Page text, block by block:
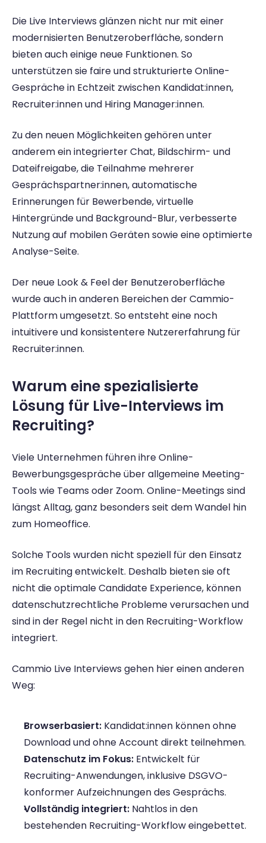
Die Live Interviews glänzen nicht nur mit einer
modernisierten Benutzeroberfläche, sondern
bieten auch einige neue Funktionen. So
unterstützen sie faire und strukturierte Online-
Gespräche in Echtzeit zwischen Kandidat:innen,
Recruiter:innen und Hiring Manager:innen.
Zu den neuen Möglichkeiten gehören unter
anderem ein integrierter Chat, Bildschirm- und
Dateifreigabe, die Teilnahme mehrerer
Gesprächspartner:innen, automatische
Erinnerungen für Bewerbende, virtuelle
Hintergründe und Background-Blur, verbesserte
Nutzung auf mobilen Geräten sowie eine optimierte
Analyse-Seite.
Der neue Look & Feel der Benutzeroberfläche
wurde auch in anderen Bereichen der Cammio-
Plattform umgesetzt. So entsteht eine noch
intuitivere und konsistentere Nutzererfahrung für
Recruiter:innen.
Warum eine spezialisierte
Lösung für Live-Interviews im
Recruiting?
Viele Unternehmen führen ihre Online-
Bewerbungsgespräche über allgemeine Meeting-
Tools wie Teams oder Zoom. Online-Meetings sind
längst Alltag, ganz besonders seit dem Wandel hin
zum Homeoffice.
Solche Tools wurden nicht speziell für den Einsatz
im Recruiting entwickelt. Deshalb bieten sie oft
nicht die optimale Candidate Experience, können
datenschutzrechtliche Probleme verursachen und
sind in der Regel nicht in den Recruiting-Workflow
integriert.
Cammio Live Interviews gehen hier einen anderen
Weg:
Browserbasiert: Kandidat:innen können ohne
Download und ohne Account direkt teilnehmen.
Datenschutz im Fokus: Entwickelt für
Recruiting-Anwendungen, inklusive DSGVO-
konformer Aufzeichnungen des Gesprächs.
Vollständig integriert: Nahtlos in den
bestehenden Recruiting-Workflow eingebettet.